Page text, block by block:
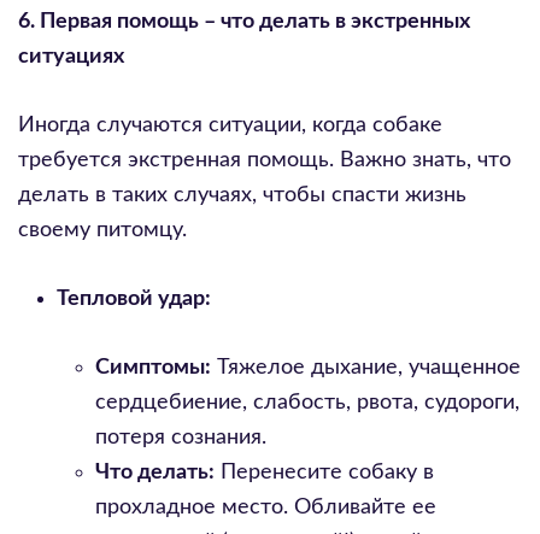
6. Первая помощь – что делать в экстренных
ситуациях
Иногда случаются ситуации, когда собаке
требуется экстренная помощь. Важно знать, что
делать в таких случаях, чтобы спасти жизнь
своему питомцу.
Тепловой удар:
Симптомы: Тяжелое дыхание, учащенное
сердцебиение, слабость, рвота, судороги,
потеря сознания.
Что делать: Перенесите собаку в
прохладное место. Обливайте ее